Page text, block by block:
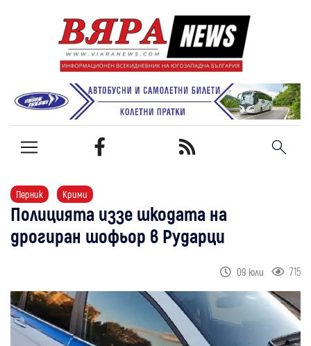
Перник Крими
Полицията иззе шкодата на
дрогиран шофьор в Рударци
09 юли 715